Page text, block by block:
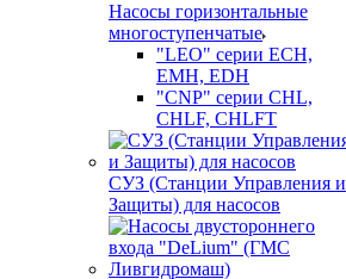
Насосы горизонтальные
многоступенчатые
"LEO" серии ECH,
EMH, EDH
"CNP" серии CHL,
CHLF, CHLFT
СУЗ (Станции Управления и
Защиты) для насосов